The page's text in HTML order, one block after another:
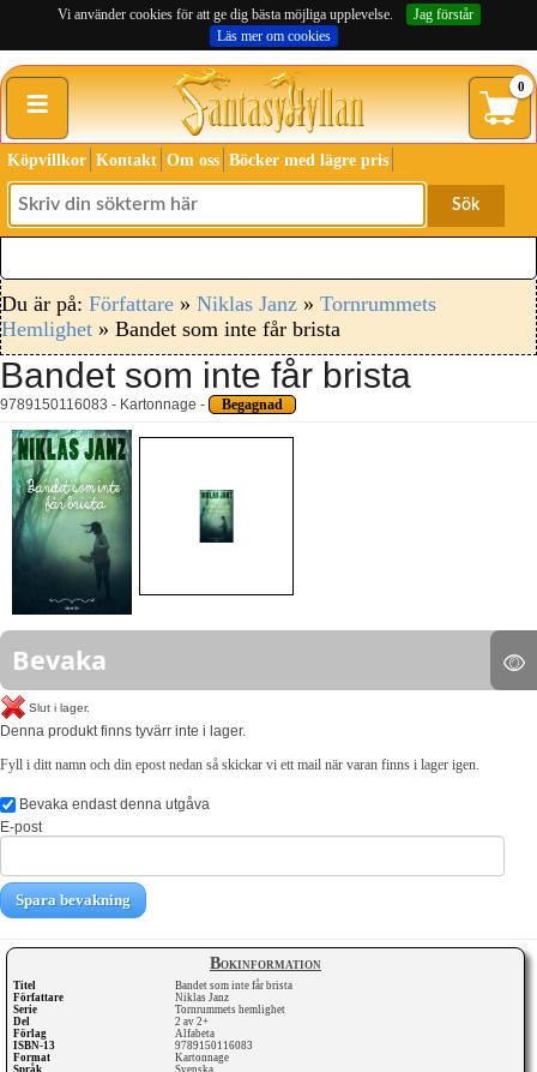
Vi använder cookies för att ge dig bästa möjliga upplevelse.
Jag förstår
Läs mer om cookies
≡ 0
Köpvillkor Kontakt Om oss Böcker med lägre pris
Sök
Du är på: Författare » Niklas Janz » Tornrummets
Hemlighet » Bandet som inte får brista
Bandet som inte får brista
9789150116083 - Kartonnage - Begagnad
Bokinformation
Titel
Bandet som inte får brista
Författare
Niklas Janz
Serie
Tornrummets hemlighet
Del
2 av 2+
Förlag
Alfabeta
ISBN-13
9789150116083
Format
Kartonnage
Språk
Svenska
Bevaka
Slut i lager.
Denna produkt finns tyvärr inte i lager.
Fyll i ditt namn och din epost nedan så skickar vi ett mail när varan finns i lager igen.
Bevaka endast denna utgåva
E-post
Spara bevakning